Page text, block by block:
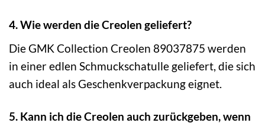
4. Wie werden die Creolen geliefert?
Die GMK Collection Creolen 89037875 werden
in einer edlen Schmuckschatulle geliefert, die sich
auch ideal als Geschenkverpackung eignet.
5. Kann ich die Creolen auch zurückgeben, wenn